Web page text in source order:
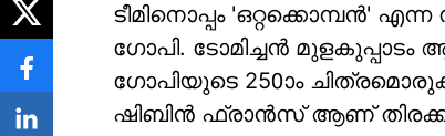
ടീമിനൊപ്പം 'ഒറ്റക്കൊമ്പന്‍'
ഗോപി. ടോമിച്ചന്‍
ഗോപിയുടെ 250ാം
ഷിബിന്‍ ഫ്രാന്‍സ് ആണ്